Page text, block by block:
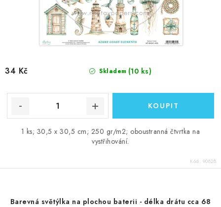
Skladem (10 ks)
34 Kč
1 ks; 30,5 x 30,5 cm; 250 gr/m2; oboustranná čtvrtka na
vystřihování.
Kód: 90828
Barevná světýlka na plochou baterii - délka drátu cca 68